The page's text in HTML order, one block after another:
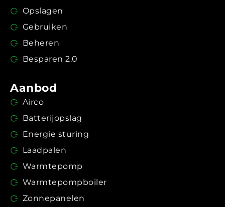
Opslagen
Gebruiken
Beheren
Besparen 2.0
Aanbod
Airco
Batterijopslag
Energie sturing
Laadpalen
Warmtepomp
Warmtepompboiler
Zonnepanelen